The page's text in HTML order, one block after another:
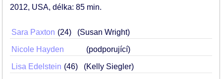
2012 USA délka: 85 min
Sara Paxton 24 (Susan Wright)
Nicole Hayden (podporující)
Lisa Edelstein 46 (Kelly Siegler)